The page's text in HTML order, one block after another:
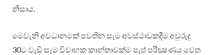
නිසාය.
මෙවැනි අවධානමක් පවතින සෑම අවස්ථාවකදීම අවුරුදු
30ට වැඩි සෑම විවාහක කාන්තාවක්ම පැප් පරීක්‍ෂණය වෙත